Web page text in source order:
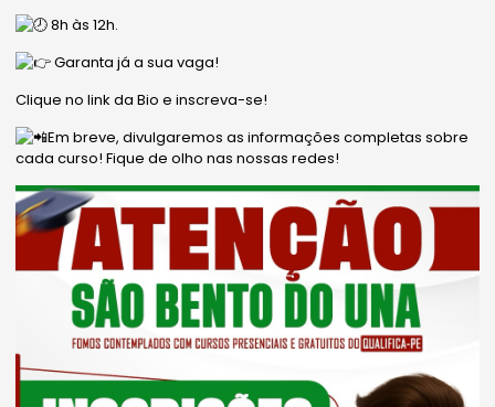
8h às 12h.
Garanta já a sua vaga!
Clique no link da Bio e inscreva-se!
Em breve, divulgaremos as informações completas sobre
cada curso! Fique de olho nas nossas redes!